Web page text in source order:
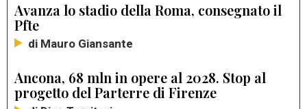
Avanza lo stadio della Roma, consegnato il
Pfte
di Mauro Giansante
Ancona, 68 mln in opere al 2028. Stop al
progetto del Parterre di Firenze